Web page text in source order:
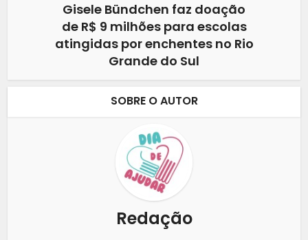
Gisele Bündchen faz doação
de R$ 9 milhões para escolas
atingidas por enchentes no Rio
Grande do Sul
SOBRE O AUTOR
Redação